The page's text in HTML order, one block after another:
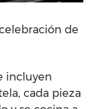
de
incluyen
cada pieza